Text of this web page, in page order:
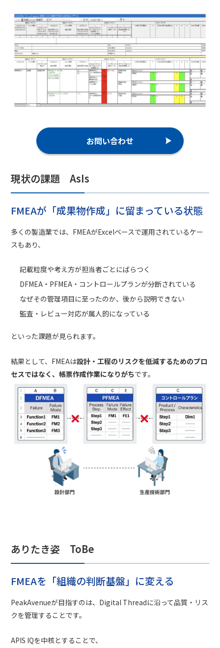
お問い合わせ
現状の課題 AsIs
FMEAが「成果物作成」に留まっている状態
多くの製造業では、FMEAがExcelベースで運用されているケー
スもあり、
記載粒度や考え方が担当者ごとにばらつく
DFMEA・PFMEA・コントロールプランが分断されている
なぜその管理項目に至ったのか、後から説明できない
監査・レビュー対応が属人的になっている
といった課題が見られます。
結果として、FMEAは設計・工程のリスクを低減するためのプロ
セスではなく、帳票作成作業になりがちです。
ありたき姿 ToBe
FMEAを「組織の判断基盤」に変える
PeakAvenueが目指すのは、Digital Threadに沿って品質・リス
クを管理することです。
APIS IQを中核とすることで、